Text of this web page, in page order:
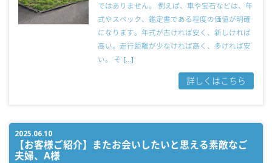
ではありません。 例えば、車や宝石などは、年
式やスペック、鑑定書である程度の価値が明確
になります。年式が古ければ安く、新しければ
高い。走行距離が少なければ高く、多ければ安
い。 そ […]
詳しくはこちら
2025.06.10
【お客様ご紹介】またお会いしたいと思える素敵なご
夫婦、A様